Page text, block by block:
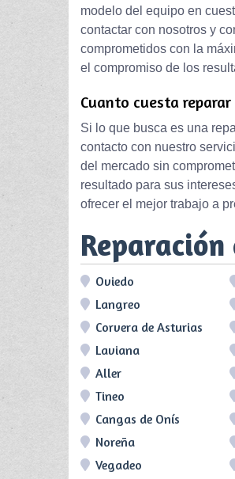
modelo del equipo en
contactar con nosotros y
comprometidos con la
el compromiso de los
Cuanto cuesta
Si lo que busca es una
contacto con nuestro
del mercado sin
resultado para sus
ofrecer el mejor trabajo a
Oviedo
Langreo
Corvera de Asturias
Laviana
Aller
Tineo
Cangas de Onís
Noreña
Vegadeo